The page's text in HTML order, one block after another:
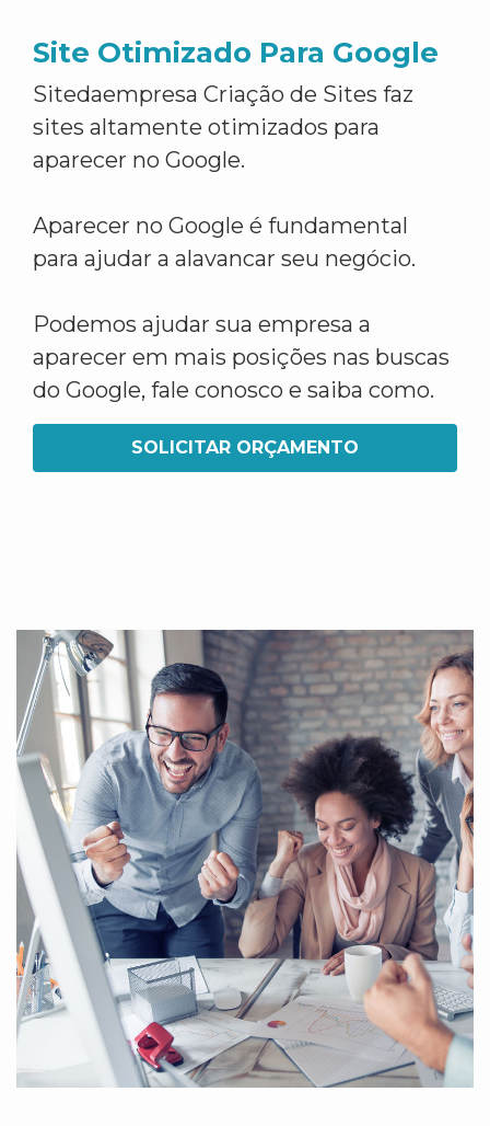
Site Otimizado Para Google
Sitedaempresa Criação de Sites faz
sites altamente otimizados para
aparecer no Google.
Aparecer no Google é fundamental
para ajudar a alavancar seu negócio.
Podemos ajudar sua empresa a
aparecer em mais posições nas buscas
do Google, fale conosco e saiba como.
SOLICITAR ORÇAMENTO